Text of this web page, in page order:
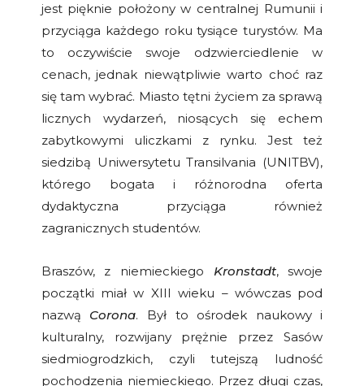
jest pięknie położony w centralnej Rumunii i
przyciąga każdego roku tysiące turystów. Ma
to oczywiście swoje odzwierciedlenie w
cenach, jednak niewątpliwie warto choć raz
się tam wybrać. Miasto tętni życiem za sprawą
licznych wydarzeń, niosących się echem
zabytkowymi uliczkami z rynku. Jest też
siedzibą Uniwersytetu Transilvania (UNITBV),
którego bogata i różnorodna oferta
dydaktyczna przyciąga również
zagranicznych studentów.
Braszów, z niemieckiego Kronstadt, swoje
początki miał w XIII wieku – wówczas pod
nazwą Corona. Był to ośrodek naukowy i
kulturalny, rozwijany prężnie przez Sasów
siedmiogrodzkich, czyli tutejszą ludność
pochodzenia niemieckiego. Przez długi czas,